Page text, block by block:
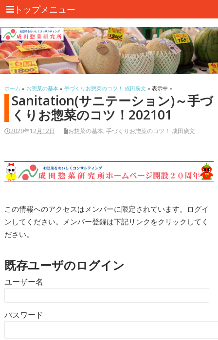
トップメニュー
ホーム » お惣菜の基本» 手づくりお惣菜のコツ！ 成田廣文 » 表示中 »
Sanitation(サニテーション)～手づ
くりお惣菜のコツ！202101
2020年12月12日 お惣菜の基本, 手づくりお惣菜のコツ！ 成田廣文
この情報へのアクセスはメンバーに限定されています。ログイ
ンしてください。メンバー登録は下記リンクをクリックしてく
ださい。
既存ユーザのログイン
ユーザー名
パスワード